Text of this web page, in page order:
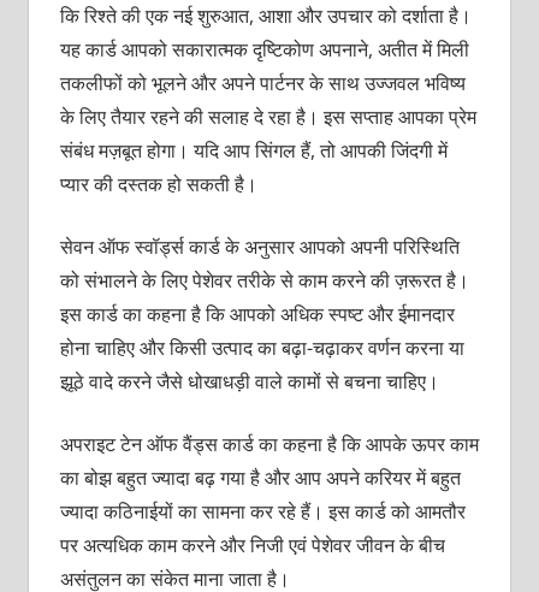
कि रिश्‍ते की एक नई शुरुआत, आशा और उपचार को दर्शाता है।
यह कार्ड आपको सकारात्‍मक दृष्टिकोण अपनाने, अतीत में मिली
तकलीफों को भूलने और अपने पार्टनर के साथ उज्‍जवल भविष्‍य
के लिए तैयार रहने की सलाह दे रहा है। इस सप्‍ताह आपका प्रेम
संबंध मज़बूत होगा। यदि आप सिंगल हैं, तो आपकी जिंदगी में
प्‍यार की दस्‍तक हो सकती है।
सेवन ऑफ स्‍वॉर्ड्स कार्ड के अनुसार आपको अपनी परिस्थिति
को संभालने के लिए पेशेवर तरीके से काम करने की ज़रूरत है।
इस कार्ड का कहना है कि आपको अधिक स्‍पष्‍ट और ईमानदार
होना चाहिए और किसी उत्‍पाद का बढ़ा-चढ़ाकर वर्णन करना या
झूठे वादे करने जैसे धोखाधड़ी वाले कामोंसे बचना चाहिए।
अपराइट टेन ऑफ वैंड्स कार्ड का कहना है कि आपके ऊपर काम
का बोझ बहुत ज्‍यादा बढ़ गया है और आप अपने करियर में बहुत
ज्‍यादा कठिनाईयों का सामना कर रहे हैं। इस कार्ड को आमतौर
पर अत्‍यधिक काम करने और निजी एवं पेशेवर जीवन के बीच
असंतुलन का संकेत माना जाता है।